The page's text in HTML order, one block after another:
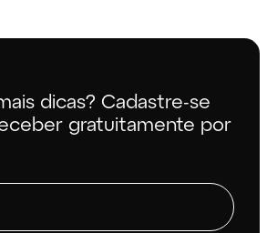
dicas? Cadastre-se
gratuitamente por